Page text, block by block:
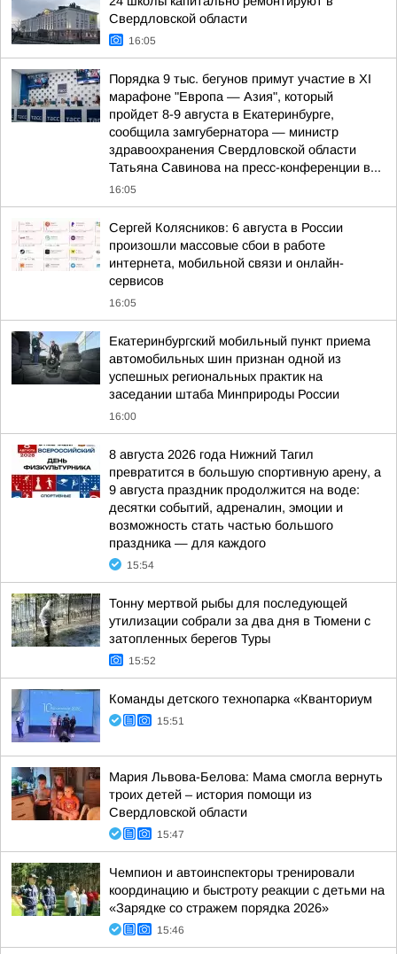
Свердловской области
16:05
Порядка 9 тыс. бегунов примут участие в XI
марафоне "Европа — Азия", который
пройдет 8-9 августа в Екатеринбурге,
сообщила замгубернатора — министр
здравоохранения Свердловской области
Татьяна Савинова на пресс-конференции в...
16:05
Сергей Колясников: 6 августа в России
произошли массовые сбои в работе
интернета, мобильной связи и онлайн-
сервисов
16:05
Екатеринбургский мобильный пункт приема
автомобильных шин признан одной из
успешных региональных практик на
заседании штаба Минприроды России
16:00
8 августа 2026 года Нижний Тагил
превратится в большую спортивную арену, а
9 августа праздник продолжится на воде:
десятки событий, адреналин, эмоции и
возможность стать частью большого
праздника — для каждого
15:54
Тонну мертвой рыбы для последующей
утилизации собрали за два дня в Тюмени с
затопленных берегов Туры
15:52
Команды детского технопарка «Кванториум
15:51
Мария Львова-Белова: Мама смогла вернуть
троих детей – история помощи из
Свердловской области
15:47
Чемпион и автоинспекторы тренировали
координацию и быстроту реакции с детьми на
«Зарядке со стражем порядка 2026»
15:46